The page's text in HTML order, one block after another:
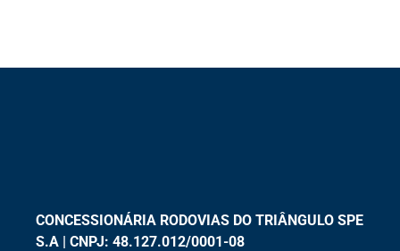
CONCESSIONÁRIA RODOVIAS DO TRIÂNGULO SPE
S.A | CNPJ: 48.127.012/0001-08